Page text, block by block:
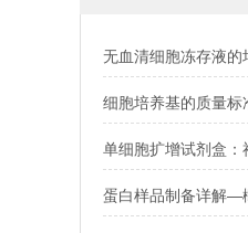
无血清细胞冻存液的
细胞培养基的质量标
单细胞扩增试剂盒：
蛋白样品制备详解—